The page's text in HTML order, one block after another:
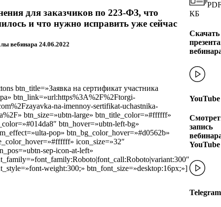
для заказчиков по 223-ФЗ, что
и что нужно исправить уже сейчас
вебинара 24.06.2022
btn_title=»Заявка на сертификат участника
btn_link=»url:https%3A%2F%2Ftorgi-
na-imennoy-sertifikat-uchastnika-
btn_size=»ubtn-large» btn_title_color=»#ffffff»
btn_hover=»ubtn-left-bg»
pop» btn_bg_color_hover=»#d0562b»
icon_size=»32″
sep-icon-at-left»
weight:300;» btn_font_size=»desktop:16px;»]
КБ
Скачать
YouTube
запись
YouTube
Telegram